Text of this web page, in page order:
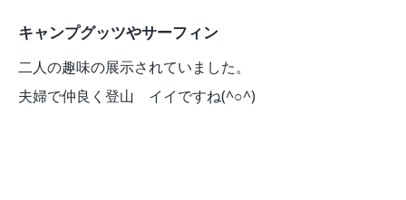
キャンプグッツやサーフィン
二人の趣味の展示されていました。
夫婦で仲良く登山 イイですね(^○^)